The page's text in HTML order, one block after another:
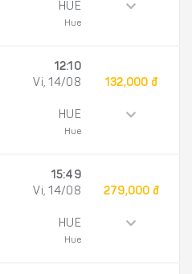
HUE
Hue
12:10
Vi, 14/08
HUE
Hue
132,000 đ
15:49
Vi, 14/08
HUE
Hue
279,000 đ